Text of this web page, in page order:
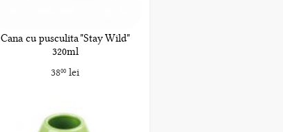
Cana cu pusculita "Stay Wild"
320ml
3800lei